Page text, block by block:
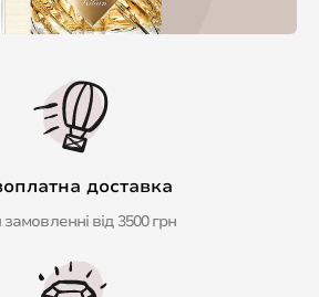
доставка
від 3500 грн